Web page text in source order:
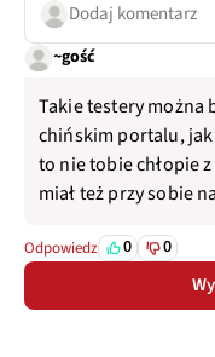
Dodaj komentarz
~gość
Takie testery można
chińskim portalu,
to nie tobie chłopie
miał też przy sobie
Odpowiedz 0 0